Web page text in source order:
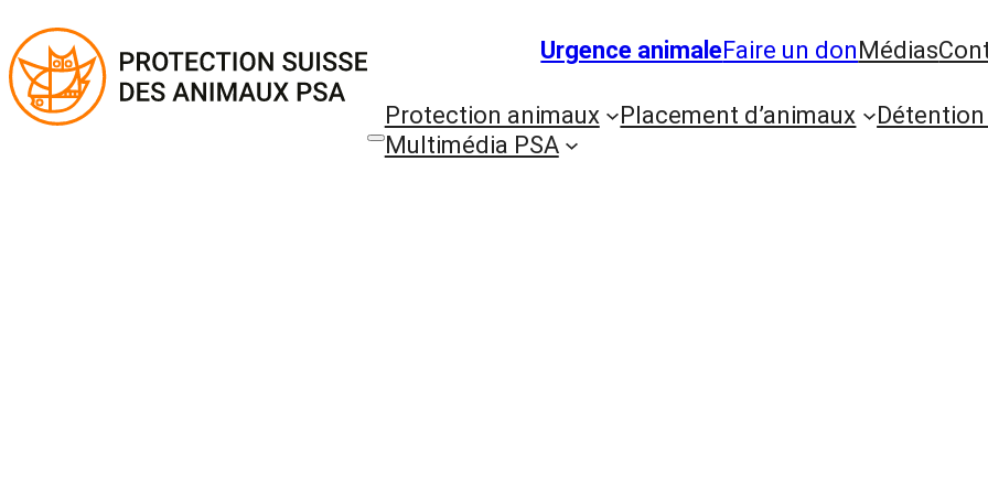
Urgence animaleFaire un donMédias
Protection animaux Placement d’animaux
Multimédia PSA